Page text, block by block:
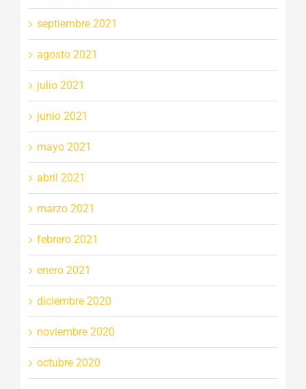
septiembre 2021
agosto 2021
julio 2021
junio 2021
mayo 2021
abril 2021
marzo 2021
febrero 2021
enero 2021
diciembre 2020
noviembre 2020
octubre 2020